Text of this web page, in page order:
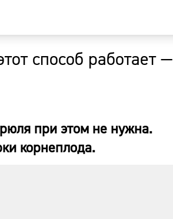
способ работает —
при этом не нужна.
корнеплода.
гости